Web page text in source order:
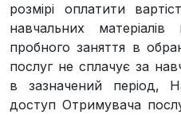
розмірі оплатити
навчальних
пробного заняття в
послуг не сплачує за
в зазначений період,
доступ Отримувача